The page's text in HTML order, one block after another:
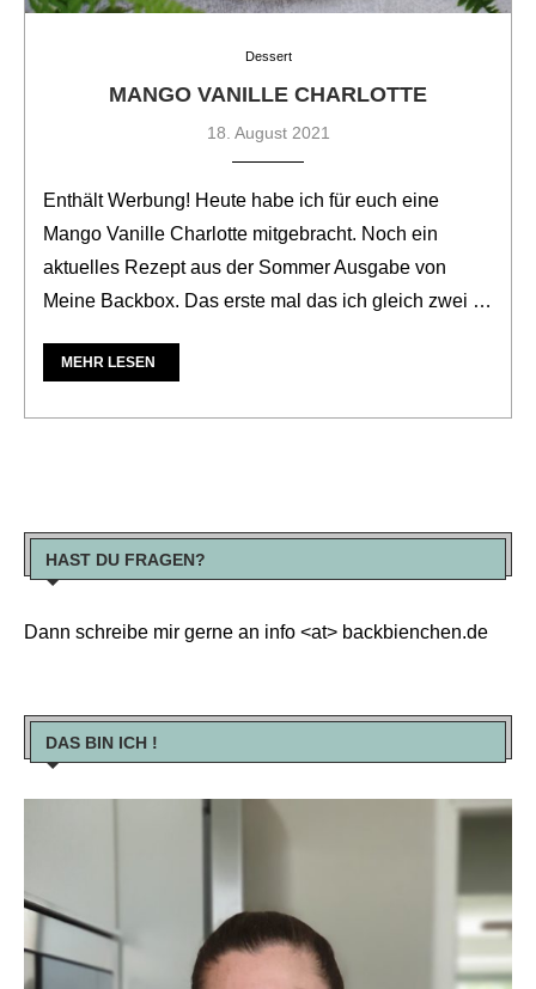
Dessert
MANGO VANILLE CHARLOTTE
18. August 2021
Enthält Werbung! Heute habe ich für euch eine
Mango Vanille Charlotte mitgebracht. Noch ein
aktuelles Rezept aus der Sommer Ausgabe von
Meine Backbox. Das erste mal das ich gleich zwei …
MEHR LESEN
HAST DU FRAGEN?
Dann schreibe mir gerne an info <at> backbienchen.de
DAS BIN ICH !